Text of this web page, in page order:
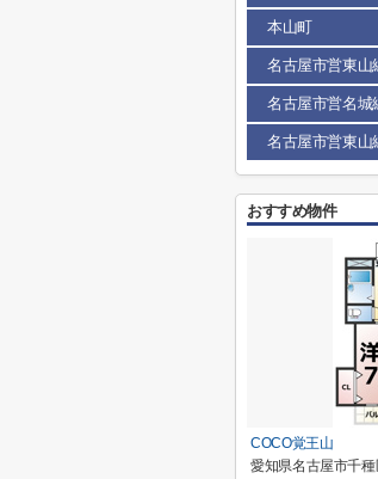
本山町
名古屋市営東山
名古屋市営名城
名古屋市営東山
おすすめ物件
COCO覚王山
愛知県名古屋市千